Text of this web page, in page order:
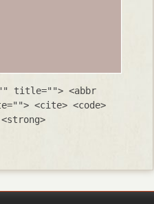
title=""> <abbr
<cite> <code>